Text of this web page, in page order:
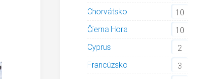
Chorvátsko
10
Čierna Hora
10
Cyprus
2
Francúzsko
3